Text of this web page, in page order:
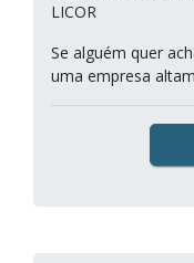
LICOR
Se alguém quer
uma empresa